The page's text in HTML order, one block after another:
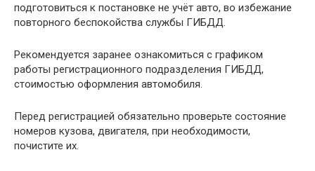
подготовиться к постановке не учёт авто, во избежание
повторного беспокойства службы ГИБДД.
Рекомендуется заранее ознакомиться с графиком
работы регистрационного подразделения ГИБДД,
стоимостью оформления автомобиля.
Перед регистрацией обязательно проверьте состояние
номеров кузова, двигателя, при необходимости,
почистите их.